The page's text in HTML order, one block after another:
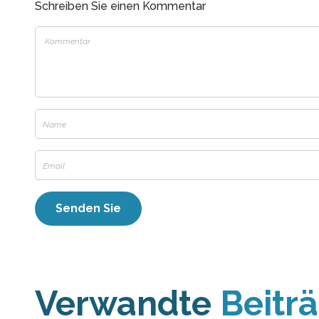
Schreiben Sie einen Kommentar
Verwandte